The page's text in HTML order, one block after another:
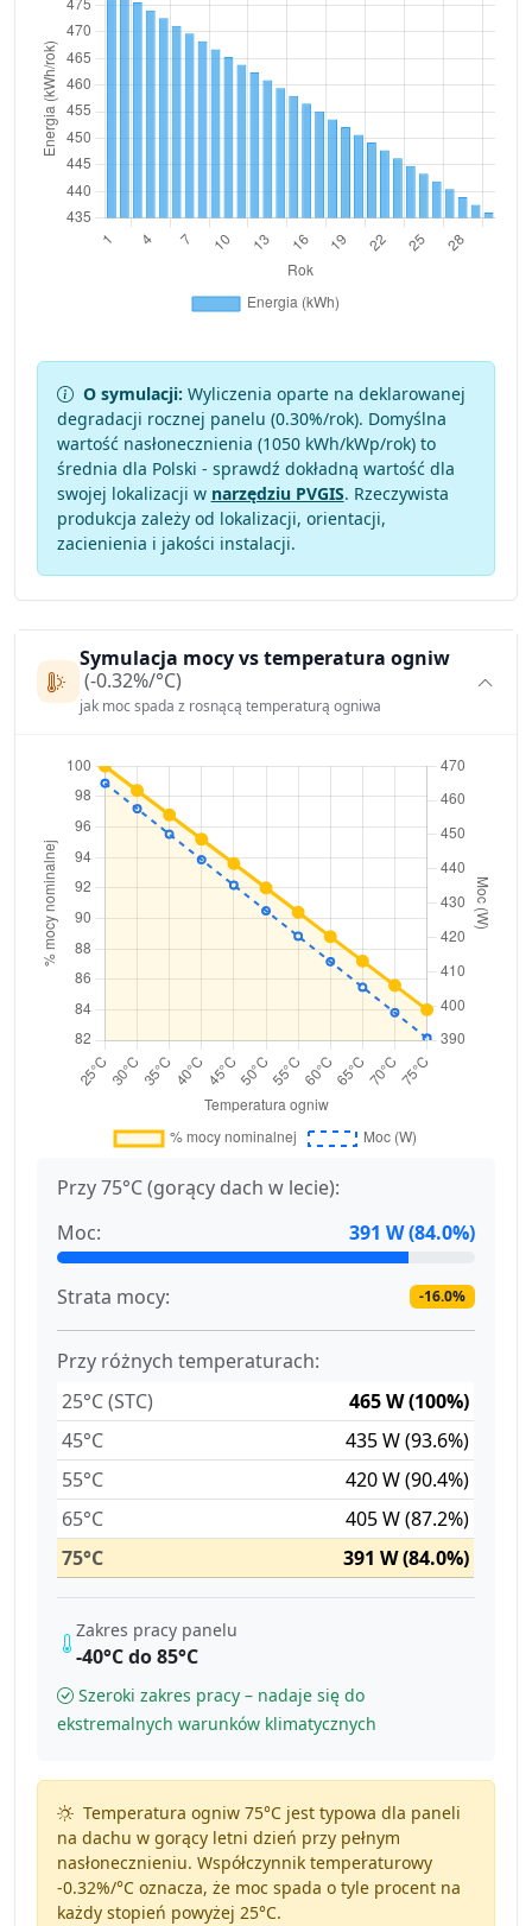
O symulacji: Wyliczenia oparte na deklarowanej
degradacji rocznej panelu (0.30%/rok). Domyślna
wartość nasłonecznienia (1050 kWh/kWp/rok) to
średnia dla Polski - sprawdź dokładną wartość dla
swojej lokalizacji w narzędziu PVGIS. Rzeczywista
produkcja zależy od lokalizacji, orientacji,
zacienienia i jakości instalacji.
Symulacja mocy vs temperatura ogniw
(-0.32%/°C)
jak moc spada z rosnącą temperaturą ogniwa
Przy 75°C (gorący dach w lecie):
Moc:
391 W (84.0%)
Strata mocy: -16.0%
Przy różnych temperaturach:
25°C (STC)
465 W (100%)
45°C
435 W (93.6%)
55°C
420 W (90.4%)
65°C
405 W (87.2%)
75°C
391 W (84.0%)
Zakres pracy panelu
-40°C do 85°C
Szeroki zakres pracy – nadaje się do
ekstremalnych warunków klimatycznych
Temperatura ogniw 75°C jest typowa dla paneli
na dachu w gorący letni dzień przy pełnym
nasłonecznieniu. Współczynnik temperaturowy
-0.32%/°Coznacza, że moc spada o tyle procent na
każdy stopień powyżej 25°C.